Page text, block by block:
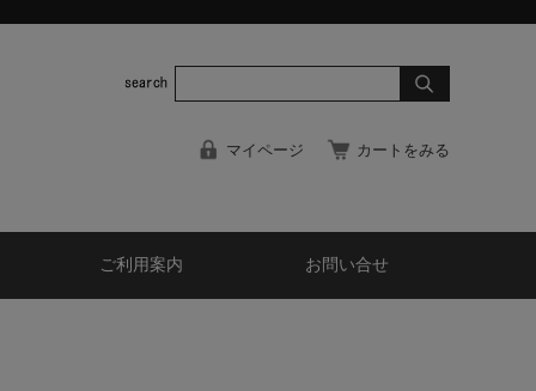
マイページ カートをみる
ご利用案内 お問い合せ